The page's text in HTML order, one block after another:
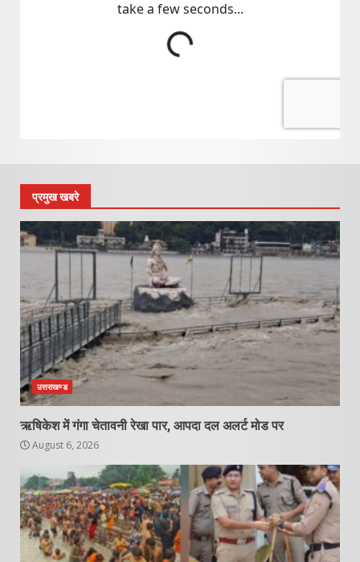
प्रमुख खबरे
उत्तराखण्ड
ऋषिकेश में गंगा चेतावनी रेखा पार, आपदा दल अलर्ट मोड पर
August 6, 2026